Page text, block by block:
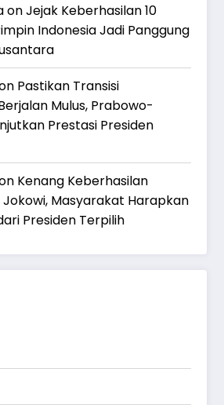
onJejak Keberhasilan 10
Indonesia Jadi Panggung
Pastikan Transisi
Mulus, Prabowo-
Prestasi Presiden
Kenang Keberhasilan
Masyarakat Harapkan
Presiden Terpilih